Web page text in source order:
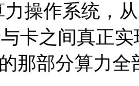
操作系统，从
卡之间真正实
那部分算力